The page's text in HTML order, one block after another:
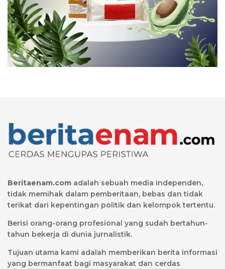
Beritaenam.com adalah sebuah media independen,
tidak memihak dalam pemberitaan, bebas dan tidak
terikat dari kepentingan politik dan kelompok tertentu.
Berisi orang-orang profesional yang sudah bertahun-
tahun bekerja di dunia jurnalistik.
Tujuan utama kami adalah memberikan berita informasi
yang bermanfaat bagi masyarakat dan cerdas